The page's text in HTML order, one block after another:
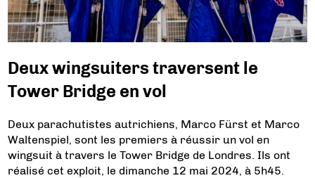
Deux wingsuiters traversent le
Tower Bridge en vol
Deux parachutistes autrichiens, Marco Fürst et Marco
Waltenspiel, sont les premiers à réussir un vol en
wingsuit à travers le Tower Bridge de Londres. Ils ont
réalisé cet exploit, le dimanche 12 mai 2024, à 5h45.